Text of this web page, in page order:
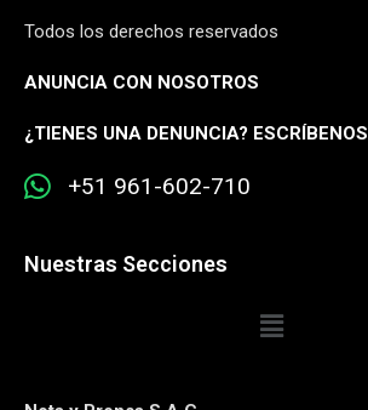
Todos los derechos reservados
ANUNCIA CON NOSOTROS
¿TIENES UNA DENUNCIA? ESCRÍBENOS
+51 961-602-710
Nuestras Secciones